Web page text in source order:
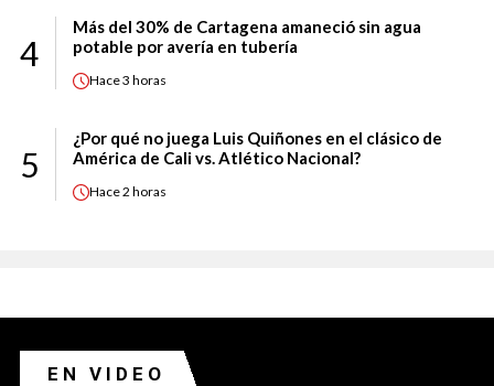
4
Más del 30% de Cartagena amaneció sin agua
potable por avería en tubería
Hace3 horas
5
¿Por qué no juega Luis Quiñones en el clásico de
América de Cali vs. Atlético Nacional?
Hace2 horas
EN VIDEO